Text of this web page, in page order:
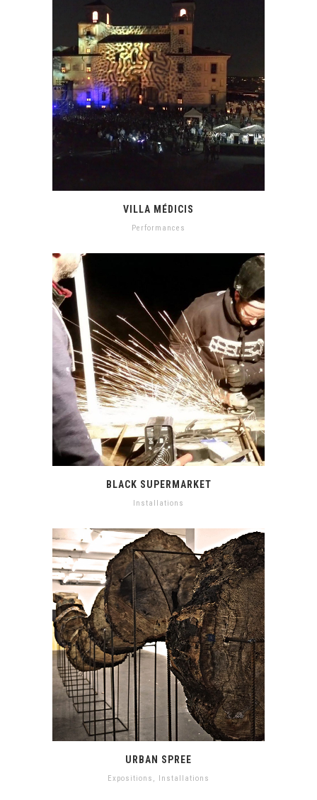
VILLA MÉDICIS
Performances
BLACK SUPERMARKET
Installations
URBAN SPREE
Expositions , Installations